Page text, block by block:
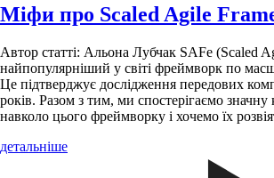
Міфи про Scaled Agile
Автор статті: Альона Лубчак SAFe (Scaled
найпопулярніший у світі фреймворк по
Це підтверджує дослідження передових
років. Разом з тим, ми спостерігаємо значну
навколо цього фреймворку і хочемо їх
детальніше